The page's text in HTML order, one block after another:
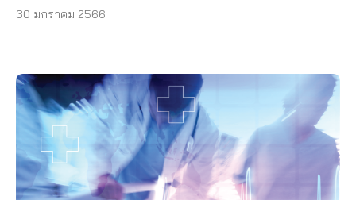
30 มกราคม 2566